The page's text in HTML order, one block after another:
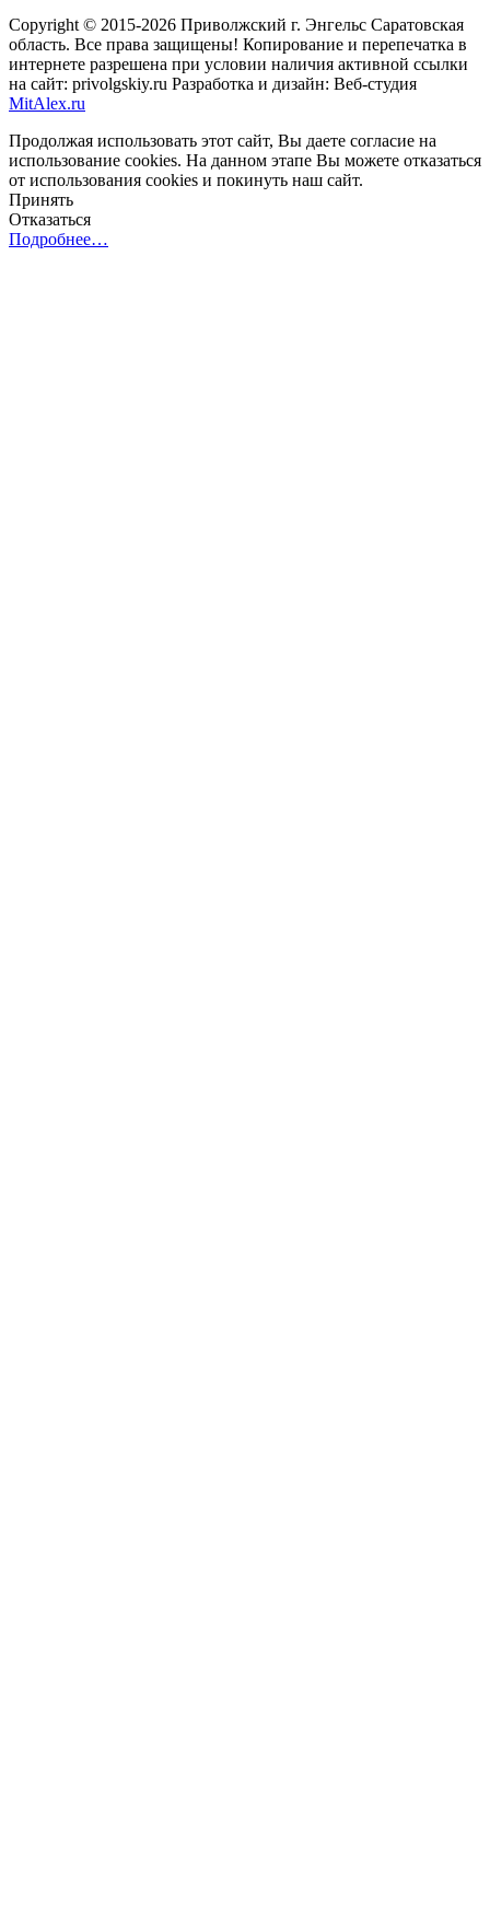
Copyright © 2015-2026 Приволжский г. Энгельс Саратовская
область. Все права защищены! Копирование и перепечатка в
интернете разрешена при условии наличия активной ссылки
на сайт: privolgskiy.ru Разработка и дизайн: Веб-студия
MitAlex.ru
Продолжая использовать этот сайт, Вы даете согласие на
использование cookies. На данном этапе Вы можете отказаться
от использования cookies и покинуть наш сайт.
Принять
Отказаться
Подробнее…